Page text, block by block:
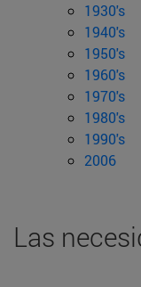
1930's
1940's
1950's
1960's
1970's
1980's
1990's
2006
Las